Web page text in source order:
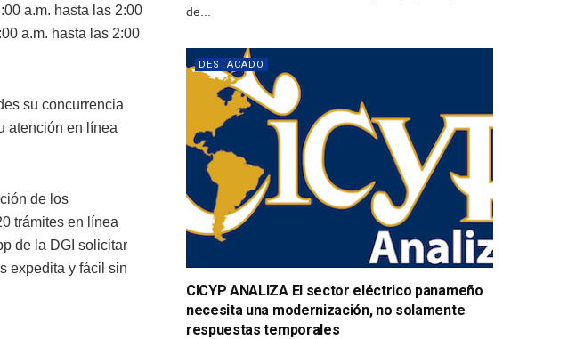
a.m. hasta las 2:00
a.m. hasta las 2:00
su concurrencia
atención en línea
de los
trámites en línea
de la DGI solicitar
expedita y fácil sin
de...
DESTACADO
CICYP ANALIZA El sector eléctrico panameño
necesita una modernización, no solamente
respuestas temporales